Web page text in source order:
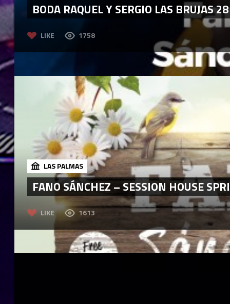
BODA RAQUEL Y SERGIO LAS BRUJAS
LIKE 1758
LAS PALMAS
FANO SÁNCHEZ – SESSION HOUSE
LIKE 1613